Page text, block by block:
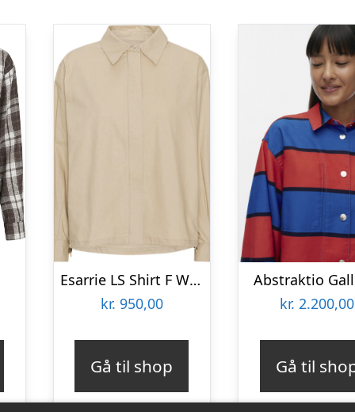
Esarrie LS Shirt F Windy Sand Dunes, Size M
kr. 950,00
Gå til shop
Abstraktio
kr. 2.200,00
Gå til